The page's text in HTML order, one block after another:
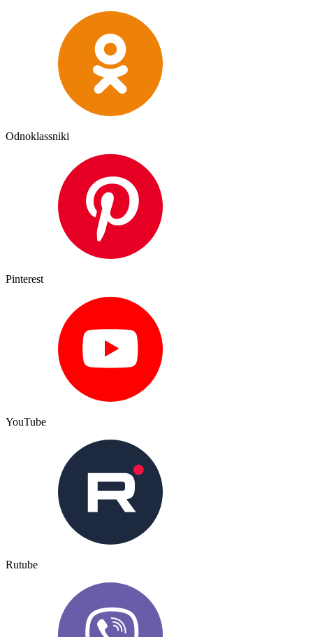
Odnoklassniki
Pinterest
YouTube
Rutube